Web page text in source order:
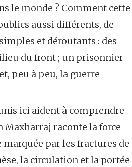
le monde ? Comment cette
aussi différents, de
et déroutants : des
du front ; un prisonnier
peu à peu, la guerre
ici aident à comprendre
Maxharraj raconte la force
par les fractures de
la circulation et la portée